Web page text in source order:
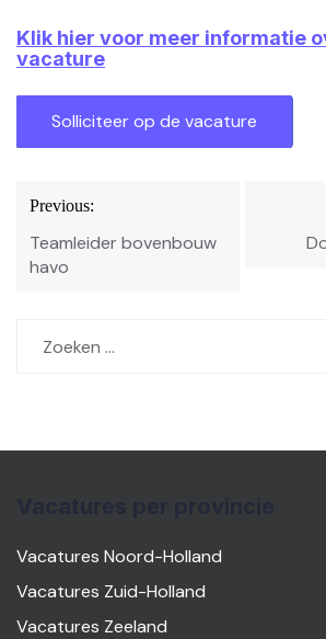
Klik hier voor meer informatie
vacature
Bericht
navigatie
Previous:
Teamleider bovenbouw
havo
naar:
Vacatures Noord-Holland
Vacatures Zuid-Holland
Vacatures Zeeland